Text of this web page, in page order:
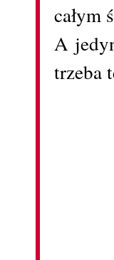
całym
A
trzeba